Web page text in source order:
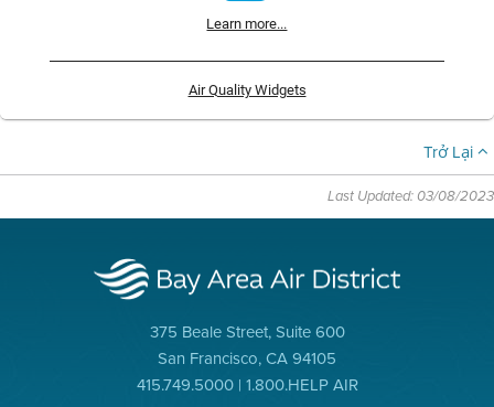
Learn more...
Air Quality Widgets
Trở Lại
Last Updated: 03/08/2023
375 Beale Street, Suite 600
San Francisco, CA 94105
415.749.5000 | 1.800.HELP AIR